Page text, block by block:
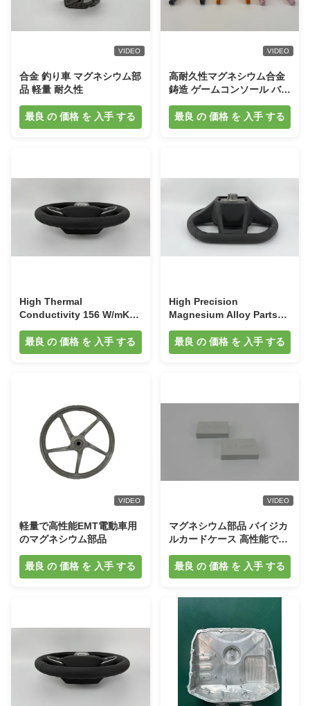
VIDEO
合金 釣り車 マグネシウム部
品 軽量 耐久性
最良 の 価格 を 入手 する
VIDEO
高耐久性マグネシウム合金
鋳造 ゲームコンソール バッ
最良 の 価格 を 入手 する
High Thermal
Conductivity 156 W/mK
with 45% IACS Electrical
Conductivity for 3C
最良 の 価格 を 入手 する
High Precision
Magnesium Alloy Parts
Conductivity and 156
W/mK Thermal
最良 の 価格 を 入手 する
VIDEO
軽量で高性能EMT電動車用
のマグネシウム部品
最良 の 価格 を 入手 する
VIDEO
マグネシウム部品 バイジカ
ルカードケース 高性能でス
タイリッシュなデザイン 耐
久的で軽量なビジネス用品
最良 の 価格 を 入手 する